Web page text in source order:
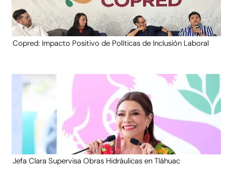
Copred: Impacto Positivo de Políticas de Inclusión Laboral
Jefa Clara Supervisa Obras Hidráulicas en Tláhuac